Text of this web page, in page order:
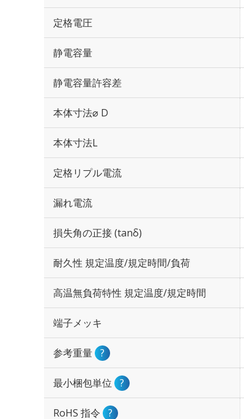
定格電圧
静電容量
静電容量許容差
本体寸法⌀ D
本体寸法L
定格リプル電流
漏れ電流
損失角の正接 (tanδ)
耐久性 規定温度/規定時間/負荷
高温無負荷特性 規定温度/規定時間
端子メッキ
参考重量 ?
最小梱包単位 ?
RoHS 指令 ?